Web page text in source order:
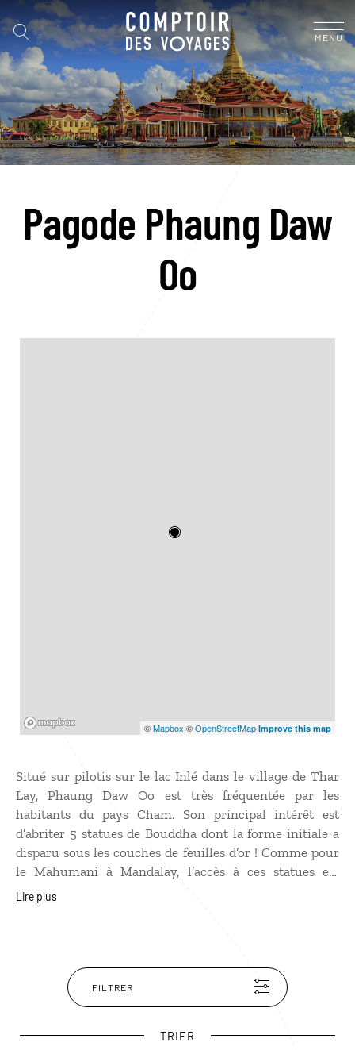
MENU
Pagode Phaung Daw
Oo
©Mapbox ©OpenStreetMap Improve this map
Situé sur pilotis sur le lac Inlé dans le village de Thar
Lay, Phaung Daw Oo est très fréquentée par les
habitants du pays Cham. Son principal intérêt est
d’abriter 5 statues de Bouddha dont la forme initiale a
disparu sous les couches de feuilles d’or ! Comme pour
le Mahumani à Mandalay, l’accès à ces statues est
interdit aux femmes. Ne manquez de jeter un œil sur la
Lire plus
FILTRER
TRIER